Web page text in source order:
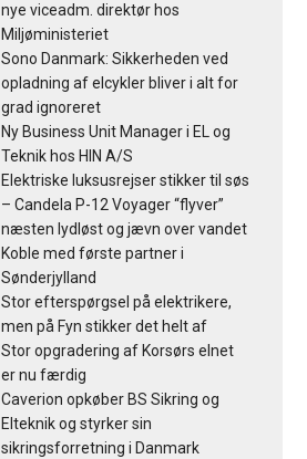
nye viceadm. direktør hos
Miljøministeriet
Sono Danmark: Sikkerheden ved
opladning af elcykler bliver i alt for
grad ignoreret
Ny Business Unit Manager i EL og
Teknik hos HIN A/S
Elektriske luksusrejser stikker til søs
– Candela P-12 Voyager “flyver”
næsten lydløst og jævn over vandet
Koble med første partner i
Sønderjylland
Stor efterspørgsel på elektrikere,
men på Fyn stikker det helt af
Stor opgradering af Korsørs elnet
er nu færdig
Caverion opkøber BS Sikring og
Elteknik og styrker sin
sikringsforretning i Danmark